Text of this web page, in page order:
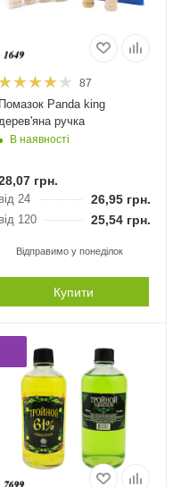
87
Помазок Panda king
дерев'яна ручка
В наявності
грн.
від 24 26,95грн.
від 120 25,54грн.
Відправимо у понеділок
Купити